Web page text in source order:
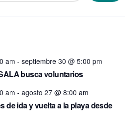
am - septiembre 30 @ 5:00 pm
busca voluntarios
am - agosto 27 @ 8:00 am
de ida y vuelta a la playa desde